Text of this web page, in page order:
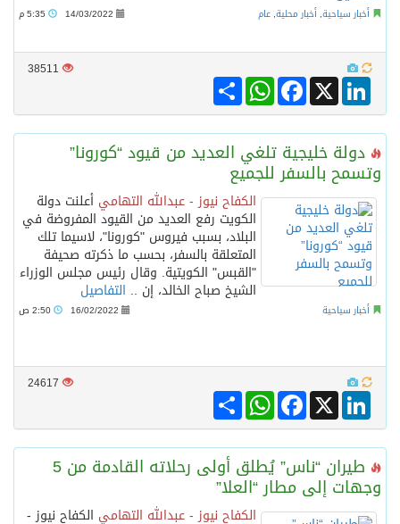
أخبار سياحية, أخبار محلية, عام 14/03/2022
38511
Share
WhatsAppFacebook X
LinkedIn
دولة خليجية تلغي العديد من قيود “كورونا”
وتسمح بالسفر للجميع
الكفاح نيوز - عبدالله التهامي أعلنت دولة
الكويت رفع العديد من القيود المفروضة في
البلاد، بسبب فيروس "كورونا"، لاسيما تلك
المتعلقة بالسفر، بحسب ما ذكرته صحيفة
"القبس" الكويتية. وقال رئيس مجلس الوزراء
الشيخ صباح الخالد، إن .. التفاصيل
أخبار سياحية 16/02/2022
24617
Share
WhatsAppFacebook X
LinkedIn
طيران “ناس” يُطلق أولى رحلاته القادمة من 5
وجهات إلى مطار “العلا”
الكفاح نيوز - عبدالله التهامي الكفاح نيوز -